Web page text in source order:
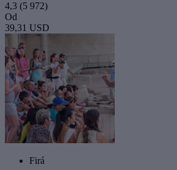
4,3 (5 972)
Od
39,31 USD
Firá